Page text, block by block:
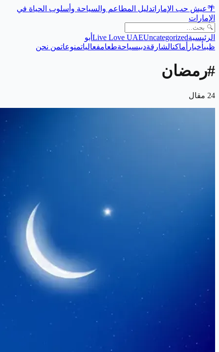
🌴عيش حب الإماراتدليل المطاعم والسياحة وأسلوب الحياة في
الإمارات
الرئيسية Live Love UAEUncategorized
أبو
ظبيأخبار أماكنالشارقةدبيسياحةطعامفعالياتمنوعاتمن نحن
#رمضان
24 مقال